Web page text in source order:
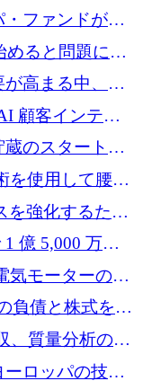
Bまで支援する
ドIVを閉鎖
ファンドが初
ーロのラウンド
めると問題にな
高まる中、
終了
顧客インテリ
万ドルを調達
のスタートア
資ラウンドで
を使用して腰痛
るか
を強化するため
億 5,000 万ド
ージェント AI
気モーターの革
ンドを確保
負債と株式を調
、質量分析の専
質管理を拡大
ロッパの技術